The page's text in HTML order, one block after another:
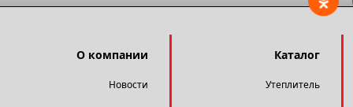
О компании
Новости
Каталог
Утеплитель